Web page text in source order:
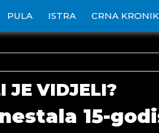
PULA ISTRA CRNA
JE VIDJELI?
15-